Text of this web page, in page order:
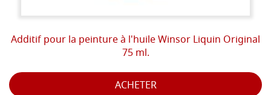
Additif pour la peinture à l'huile Winsor Liquin Original
75 ml.
ACHETER